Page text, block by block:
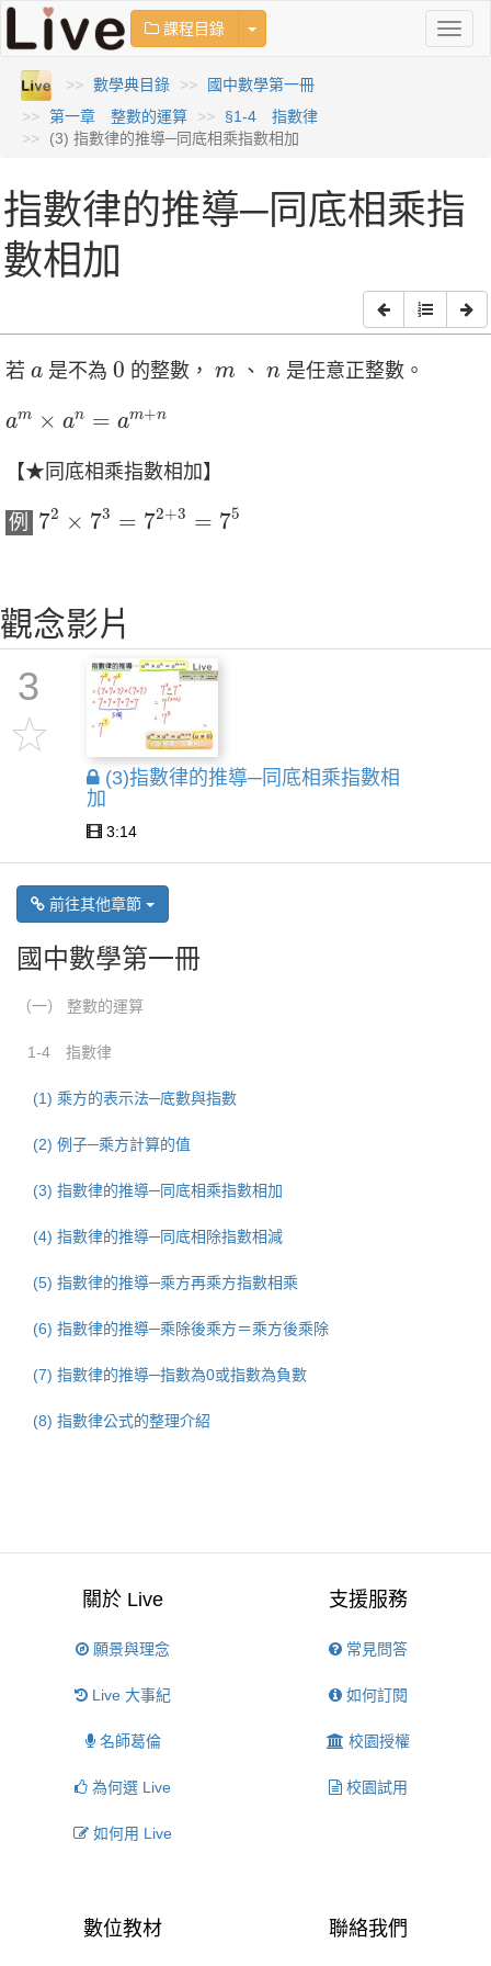
課程目錄 Toggle Dropdown
數學典目錄
國中數學第一冊
第一章 整數的運算
§1-4 指數律
(3) 指數律的推導─同底相乘指數相加
指數律的推導─同底相乘指
數相加
若 a
a 是不為 0
0 的整數， m
m 、 n
n 是任意正整數。
am × an = am+n
am × a n= +n
【★同底相乘指數相加】
例 72 × 73 = 72+3 = 75
72 3= +3 =7
觀念影片
3
(3)指數律的推導─同底相乘指數相
加
3:14
前往其他章節
國中數學第一冊
（一） 整數的運算
1-4 指數律
(1) 乘方的表示法─底數與指數
(2) 例子─乘方計算的值
(3) 指數律的推導─同底相乘指數相加
(4) 指數律的推導─同底相除指數相減
(5) 指數律的推導─乘方再乘方指數相乘
(6) 指數律的推導─乘除後乘方＝乘方後乘除
(7) 指數律的推導─指數為0或指數為負數
(8) 指數律公式的整理介紹
關於 Live
願景與理念
Live 大事紀
名師葛倫
為何選 Live
如何用 Live
支援服務
常見問答
如何訂閱
校園授權
校園試用
數位教材 聯絡我們